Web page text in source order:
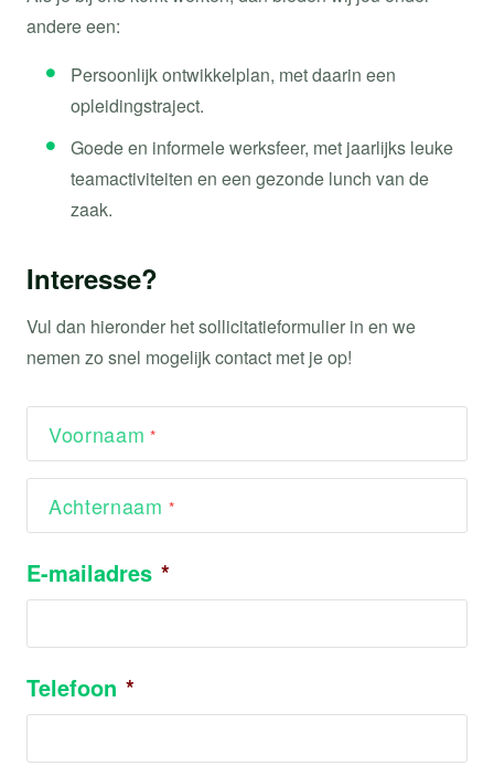
andere een:
Persoonlijk ontwikkelplan, met daarin een
opleidingstraject.
Goede en informele werksfeer, met jaarlijks leuke
teamactiviteiten en een gezonde lunch van de
zaak.
Interesse?
Vul dan hieronder het sollicitatieformulier in en we
nemen zo snel mogelijk contact met je op!
Voornaam
Achternaam
E-mailadres *
Telefoon *